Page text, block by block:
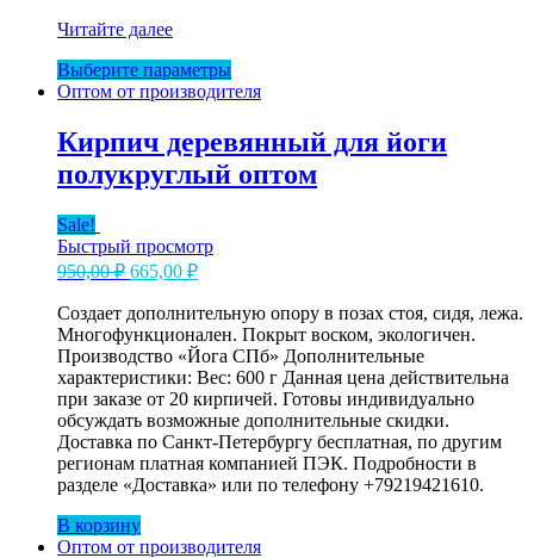
Йога
под
сарвангасану
Читайте далее
Выберите параметрыЭтот
товар
вариаций.
Опции
Оптом от производителя
Кирпич деревянный для йоги
полукруглый оптом
Sale!
Быстрый просмотр
950,00₽ Первоначальная
составляла
950,00 ₽.
665,00 ₽Текущая
665,00 ₽.
Создает дополнительную опору в позах стоя, сидя, лежа.
Многофункционален. Покрыт воском, экологичен.
Производство «Йога СПб» Дополнительные
характеристики: Вес: 600 г Данная цена действительна
при заказе от 20 кирпичей. Готовы индивидуально
обсуждать возможные дополнительные скидки.
Доставка по Санкт-Петербургу бесплатная, по другим
регионам платная компанией ПЭК. Подробности в
разделе «Доставка» или по телефону +79219421610.
В корзину
Оптом от производителя